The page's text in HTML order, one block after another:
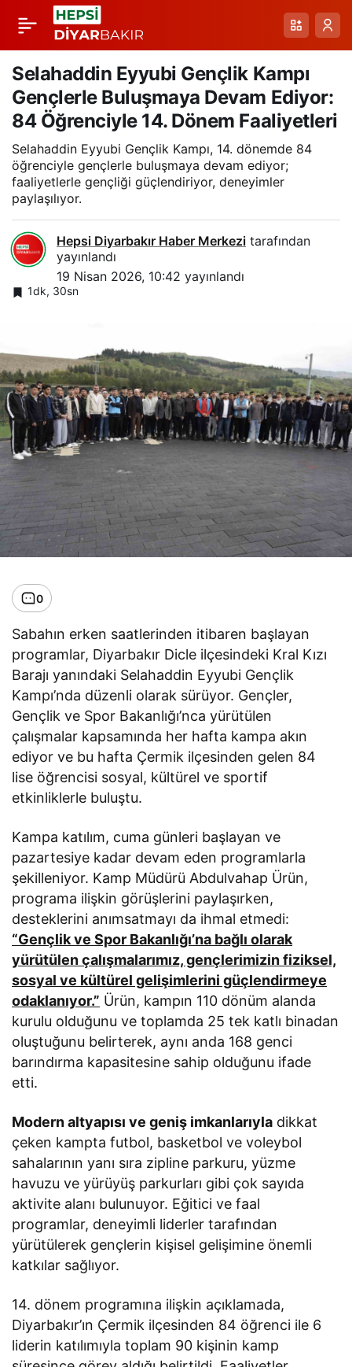
Selahaddin Eyyubi Gençlik Kampı
Gençlerle Buluşmaya Devam Ediyor:
84 Öğrenciyle 14. Dönem Faaliyetleri
Selahaddin Eyyubi Gençlik Kampı, 14. dönemde 84
öğrenciyle gençlerle buluşmaya devam ediyor;
faaliyetlerle gençliği güçlendiriyor, deneyimler
paylaşılıyor.
Hepsi Diyarbakır Haber Merkezi tarafından
yayınlandı
19 Nisan 2026, 10:42 yayınlandı
1dk, 30sn
0
Sabahın erken saatlerinden itibaren başlayan
programlar, Diyarbakır Dicle ilçesindeki Kral Kızı
Barajı yanındaki Selahaddin Eyyubi Gençlik
Kampı’nda düzenli olarak sürüyor. Gençler,
Gençlik ve Spor Bakanlığı’nca yürütülen
çalışmalar kapsamında her hafta kampa akın
ediyor ve bu hafta Çermik ilçesinden gelen 84
lise öğrencisi sosyal, kültürel ve sportif
etkinliklerle buluştu.
Kampa katılım, cuma günleri başlayan ve
pazartesiye kadar devam eden programlarla
şekilleniyor. Kamp Müdürü Abdulvahap Ürün,
programa ilişkin görüşlerini paylaşırken,
desteklerini anımsatmayı da ihmal etmedi:
“Gençlik ve Spor Bakanlığı’na bağlı olarak
yürütülen çalışmalarımız, gençlerimizin fiziksel,
sosyal ve kültürel gelişimlerini güçlendirmeye
odaklanıyor.” Ürün, kampın 110 dönüm alanda
kurulu olduğunu ve toplamda 25 tek katlı binadan
oluştuğunu belirterek, aynı anda 168 genci
barındırma kapasitesine sahip olduğunu ifade
etti.
Modern altyapısı ve geniş imkanlarıyla dikkat
çeken kampta futbol, basketbol ve voleybol
sahalarının yanı sıra zipline parkuru, yüzme
havuzu ve yürüyüş parkurları gibi çok sayıda
aktivite alanı bulunuyor. Eğitici ve faal
programlar, deneyimli liderler tarafından
yürütülerek gençlerin kişisel gelişimine önemli
katkılar sağlıyor.
14. dönem programına ilişkin açıklamada,
Diyarbakır’ın Çermik ilçesinden 84 öğrenci ile 6
liderin katılımıyla toplam 90 kişinin kamp
Diyarbakır 4. Etap
OSB’de Atık Deposu
Yangını: Ekipler
Müdahale Etti
Paylaş